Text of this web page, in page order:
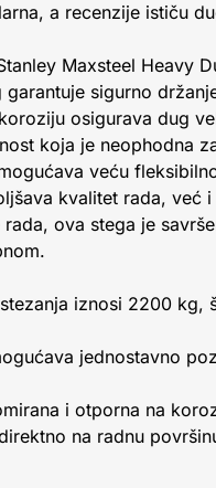
a recenzije ističu
Maxsteel Heavy
sigurno
osigurava dug
koja je neophodna
veću
kvalitet rada, već
ova stega je
iznosi 2200 kg,
jednostavno
i otporna na
na radnu